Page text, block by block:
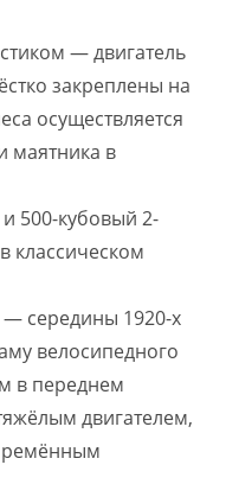
— двигатель
закреплены на
осуществляется
маятника в
500-кубовый 2-
классическом
середины 1920-х
велосипедного
в переднем
двигателем,
ремённым